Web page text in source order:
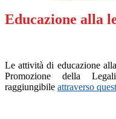
Educazione alla
Le attività di educazione
Promozione della
raggiungibile attraverso